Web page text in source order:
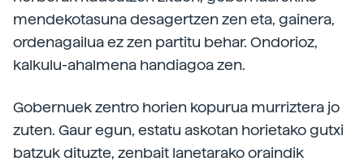
mendekotasuna desagertzen zen eta, gainera,
ordenagailua ez zen partitu behar. Ondorioz,
kalkulu-ahalmena handiagoa zen.
Gobernuek zentro horien kopurua murriztera jo
zuten. Gaur egun, estatu askotan horietako gutxi
batzuk dituzte, zenbait lanetarako oraindik